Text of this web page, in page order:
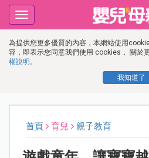
為提供您更多優質的內容，本網站使用
容，即表示您同意我們使用 cookies， 關於
權說明 。
我知道了
Toggle
navigation
首頁 育兒 親子教育